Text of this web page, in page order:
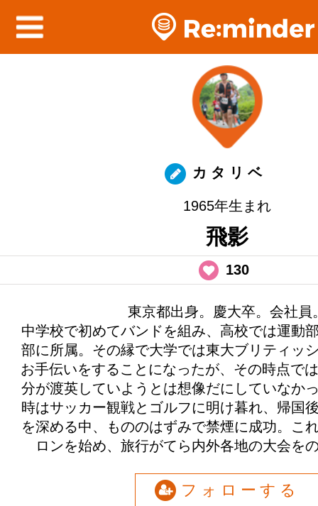
カ タ リ ベ
1965年生まれ
飛影
130
東京都出身。慶大卒。会社員
中学校で初めてバンドを組み、高校では運動
部に所属。その縁で大学では東大ブリティッ
お手伝いをすることになったが、その時点で
分が渡英していようとは想像だにしていなか
時はサッカー観戦とゴルフに明け暮れ、帰国
を深める中、もののはずみで禁煙に成功。こ
ロンを始め、旅行がてら内外各地の大会を
フォローする